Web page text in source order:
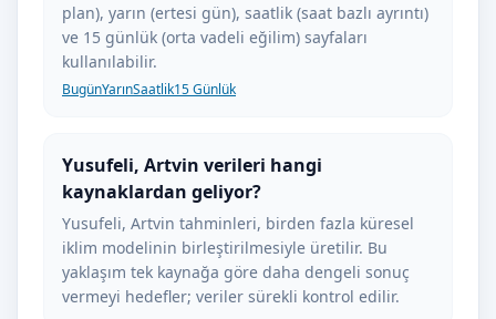
plan), yarın (ertesi gün), saatlik (saat bazlı ayrıntı)
ve 15 günlük (orta vadeli eğilim) sayfaları
kullanılabilir.
BugünYarınSaatlik15 Günlük
Yusufeli, Artvin verileri hangi
kaynaklardan geliyor?
Yusufeli, Artvin tahminleri, birden fazla küresel
iklim modelinin birleştirilmesiyle üretilir. Bu
yaklaşım tek kaynağa göre daha dengeli sonuç
vermeyi hedefler; veriler sürekli kontrol edilir.